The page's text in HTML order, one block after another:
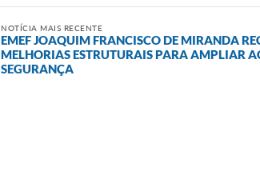
NOTÍCIA MAIS RECENTE
EMEF JOAQUIM FRANCISCO DE MIRANDA
MELHORIAS ESTRUTURAIS PARA AMPLIAR
SEGURANÇA